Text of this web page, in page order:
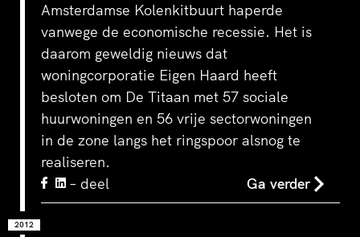
Amsterdamse Kolenkitbuurt haperde
vanwege de economische recessie. Het is
daarom geweldig nieuws dat
woningcorporatie Eigen Haard heeft
besloten om De Titaan met 57 sociale
huurwoningen en 56 vrije sectorwoningen
in de zone langs het ringspoor alsnog te
realiseren.
– deel
Ga verder
2012